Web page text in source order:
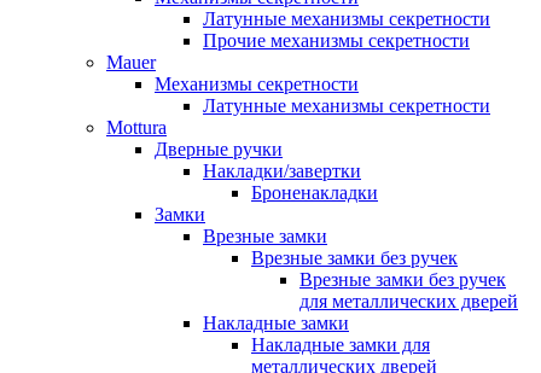
Латунные механизмы секретности
Прочие механизмы секретности
Mauer
Механизмы секретности
Латунные механизмы секретности
Mottura
Дверные ручки
Накладки/завертки
Броненакладки
Замки
Врезные замки
Врезные замки без ручек
Врезные замки без ручек
для металлических дверей
Накладные замки
Накладные замки для
металлических дверей